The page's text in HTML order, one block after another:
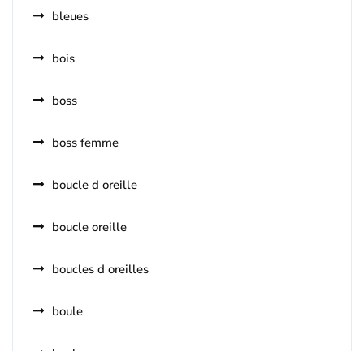
bleues
bois
boss
boss femme
boucle d oreille
boucle oreille
boucles d oreilles
boule